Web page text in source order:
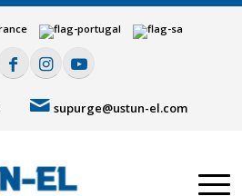
supurge@ustun-el.com